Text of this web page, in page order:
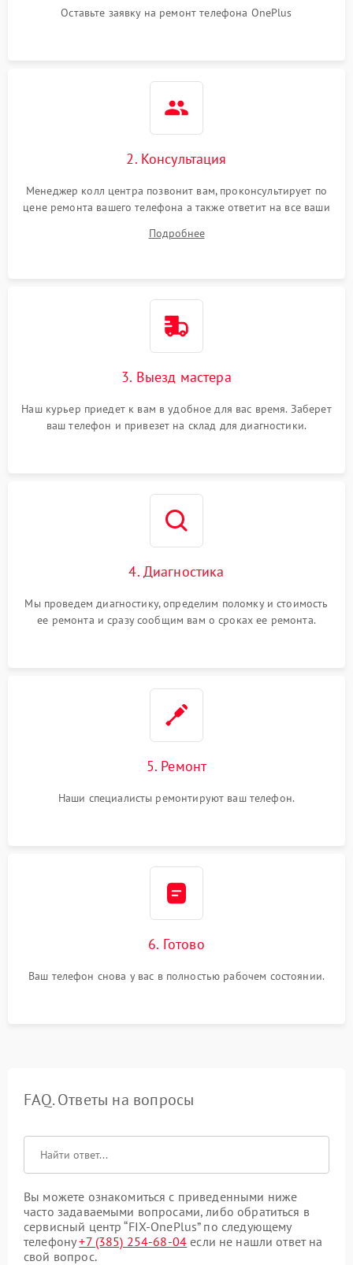
Оставьте заявку на ремонт телефона OnePlus
2. Консультация
Менеджер колл центра позвонит вам, проконсультирует по
цене ремонта вашего телефона а также ответит на все ваши
Подробнее
3. Выезд мастера
Наш курьер приедет к вам в удобное для вас время. Заберет
ваш телефон и привезет на склад для диагностики.
4. Диагностика
Мы проведем диагностику, определим поломку и стоимость
ее ремонта и сразу сообщим вам о сроках ее ремонта.
5. Ремонт
Наши специалисты ремонтируют ваш телефон.
6. Готово
Ваш телефон снова у вас в полностью рабочем состоянии.
FAQ. Ответы на вопросы
Вы можете ознакомиться с приведенными ниже
часто задаваемыми вопросами, либо обратиться в
сервисный центр “FIX-OnePlus” по следующему
телефону+7 (385) 254-68-04 если не нашли ответ на
свой вопрос.